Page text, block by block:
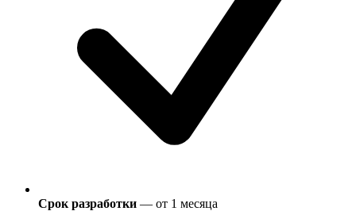
Срок разработки — от 1 месяца